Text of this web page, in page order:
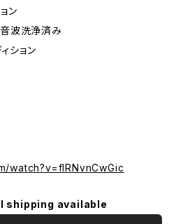
ン
波洗浄済み
ション
watch?v=fIRNvnCwGic
shipping available